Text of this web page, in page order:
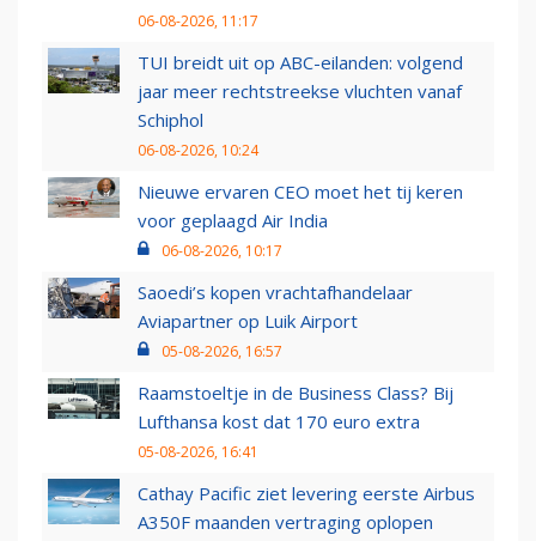
06-08-2026, 11:17
TUI breidt uit op ABC-eilanden: volgend
jaar meer rechtstreekse vluchten vanaf
Schiphol
06-08-2026, 10:24
Nieuwe ervaren CEO moet het tij keren
voor geplaagd Air India
06-08-2026, 10:17
Saoedi’s kopen vrachtafhandelaar
Aviapartner op Luik Airport
05-08-2026, 16:57
Raamstoeltje in de Business Class? Bij
Lufthansa kost dat 170 euro extra
05-08-2026, 16:41
Cathay Pacific ziet levering eerste Airbus
A350F maanden vertraging oplopen